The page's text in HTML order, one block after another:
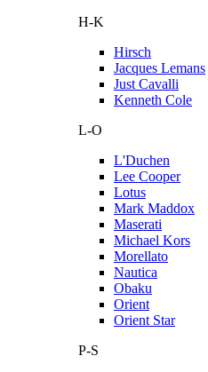
H-K
Hirsch
Jacques Lemans
Just Cavalli
Kenneth Cole
L-O
L'Duchen
Lee Cooper
Lotus
Mark Maddox
Maserati
Michael Kors
Morellato
Nautica
Obaku
Orient
Orient Star
P-S